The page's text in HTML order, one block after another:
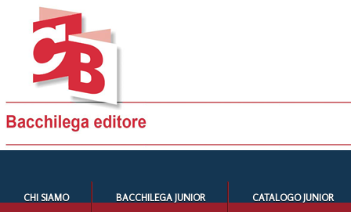
CHI SIAMO BACCHILEGA JUNIOR CATALOGO JUNIOR